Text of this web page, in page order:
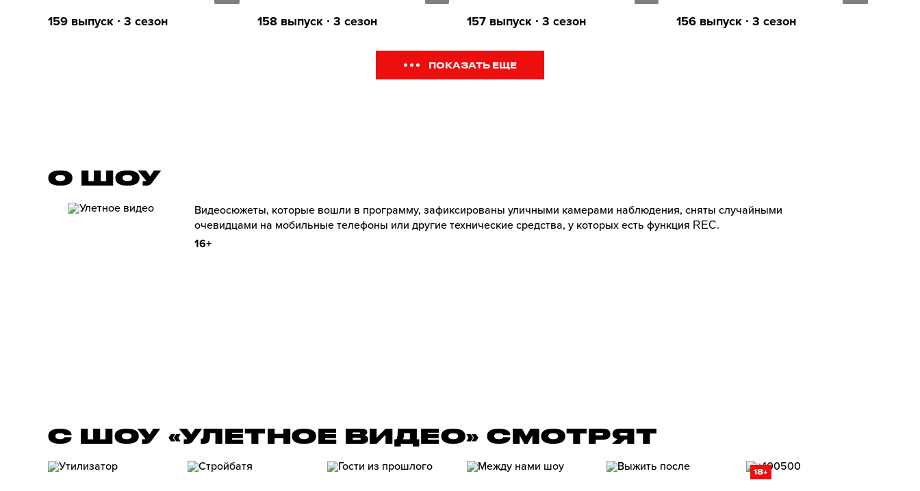
159 выпуск ∙ 3 сезон 158 выпуск ∙ 3 сезон 157 выпуск ∙ 3 сезон 156 выпуск ∙ 3 сезон
ПОКАЗАТЬ ЕЩЕ
О ШОУ
Видеосюжеты, которые вошли в программу, зафиксированы уличными камерами наблюдения, сняты случайными
очевидцами на мобильные телефоны или другие технические средства, у которых есть функция REC.
16+
С ШОУ «УЛЕТНОЕ ВИДЕО» СМОТРЯТ
18+